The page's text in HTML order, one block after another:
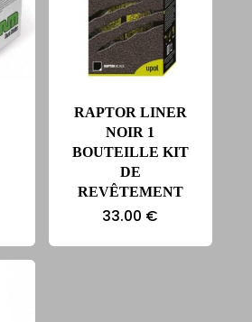
RAPTOR LINER
NOIR 1
BOUTEILLE KIT
DE
REVÊTEMENT
33.00 €